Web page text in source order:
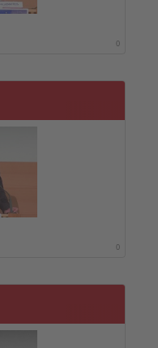
0
0